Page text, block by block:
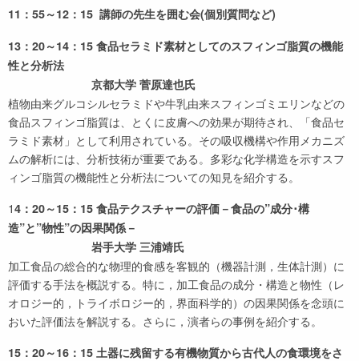
11：55～12：15 講師の先生を囲む会(個別質問など)
13：20～14：15 食品セラミド素材としてのスフィンゴ脂質の機能
性と分析法
京都大学 菅原達也氏
植物由来グルコシルセラミドや牛乳由来スフィンゴミエリンなどの
食品スフィンゴ脂質は、とくに皮膚への効果が期待され、「食品セ
ラミド素材」として利用されている。その吸収機構や作用メカニズ
ムの解析には、分析技術が重要である。多彩な化学構造を示すスフ
ィンゴ脂質の機能性と分析法についての知見を紹介する。
14：20～15：15 食品テクスチャーの評価－食品の”成分･構
造”と”物性”の因果関係－
岩手大学 三浦靖氏
加工食品の総合的な物理的食感を客観的（機器計測，生体計測）に
評価する手法を概説する。特に，加工食品の成分・構造と物性（レ
オロジー的，トライボロジー的，界面科学的）の因果関係を念頭に
おいた評価法を解説する。さらに，演者らの事例を紹介する。
15：20～16：15 土器に残留する有機物質から古代人の食環境をさ